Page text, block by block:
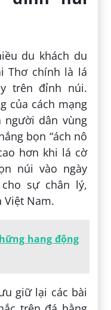
du khách du
Thơ chính là lá
trên đỉnh núi.
của cách mạng
người dân vùng
bọn “ách nô
hơn khi lá cờ
núi vào ngày
sự chân lý,
Việt Nam.
hang động
giữ lại các bài